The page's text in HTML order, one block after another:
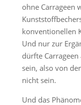
ohne Carrageen
konventionellen
Und nur zur
dürfte
sein, also von
nicht sein.
Und das